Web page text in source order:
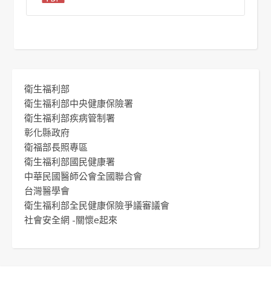
衛生福利部
衛生福利部中央健康保險署
衛生福利部疾病管制署
彰化縣政府
衛福部長照專區
衛生福利部國民健康署
中華民國醫師公會全國聯合會
台灣醫學會
衛生福利部全民健康保險爭議審議會
社會安全網 -關懷e起來